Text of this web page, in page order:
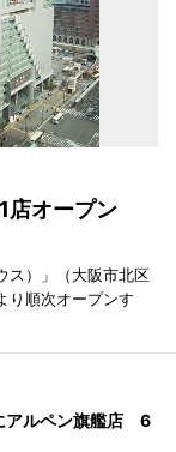
店オープン
ス）」（大阪市北区
り順次オープンす
アルペン旗艦店 6